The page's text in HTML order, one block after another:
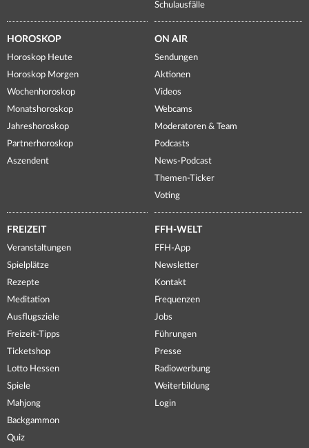
Schulausfälle
HOROSKOP
Horoskop Heute
Horoskop Morgen
Wochenhoroskop
Monatshoroskop
Jahreshoroskop
Partnerhoroskop
Aszendent
ON AIR
Sendungen
Aktionen
Videos
Webcams
Moderatoren & Team
Podcasts
News-Podcast
Themen-Ticker
Voting
FREIZEIT
Veranstaltungen
Spielplätze
Rezepte
Meditation
Ausflugsziele
Freizeit-Tipps
Ticketshop
Lotto Hessen
Spiele
Mahjong
Backgammon
Quiz
FFH-WELT
FFH-App
Newsletter
Kontakt
Frequenzen
Jobs
Führungen
Presse
Radiowerbung
Weiterbildung
Login